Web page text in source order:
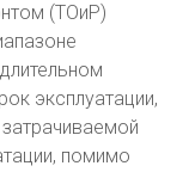
(ТОиР)
эксплуатации,
помимо